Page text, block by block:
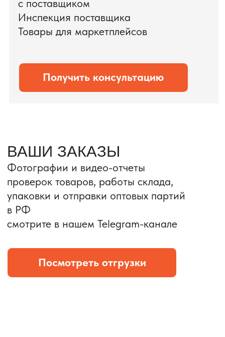
Оставить заявку
Портативные колонки
Условия: Тираж 3100 шт.
Колонка с шнуром
зарядным, без коробки
и ложемента (эвы).
Магнитная зарядка 3в1.
15w.
Комплект: устройство +
провод Type C.
КОНТРОЛЬ КАЧЕСТВА
Проверка по ТЗ включает:
— измерения размеров